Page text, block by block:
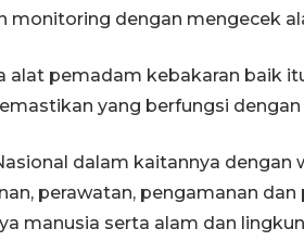
monitoring dengan mengecek
alat pemadam kebakaran baik
yang berfungsi dengan
dalam kaitannya
perawatan, pengamanan
manusia serta alam dan